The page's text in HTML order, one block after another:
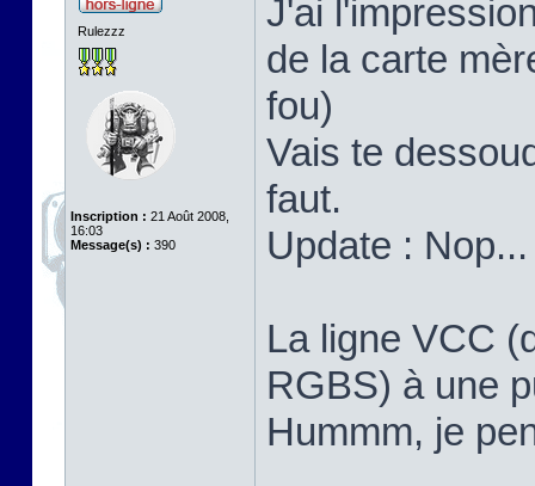
Rulezzz
Inscription : 21 Août 2008,
16:03
Message(s) : 390
J'ai
de la carte
fou)
Vais te
faut.
Update :
La ligne VCC
RGBS) à une
Hummm, je